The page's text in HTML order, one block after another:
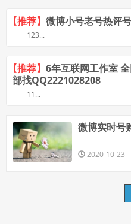
【推荐】 微博小号老号热评号
123...
【推荐】 6年互联网工作室
部找QQ2221028208
11...
微博实时号
2020-10-23